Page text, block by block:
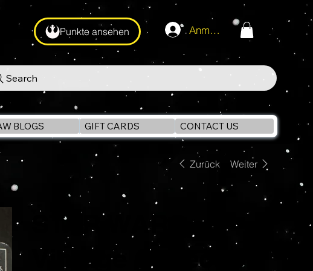
Punkte ansehen Anmelden
Search
BLOGS GIFT CARDS CONTACT US
Zurück Weiter
STAR WARS
Vintage Collection